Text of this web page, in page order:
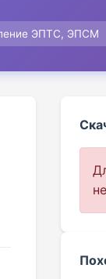
ЭПТС, ЭПСМ